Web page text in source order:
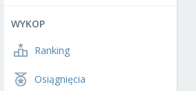
WYKOP
Ranking
Osiągnięcia